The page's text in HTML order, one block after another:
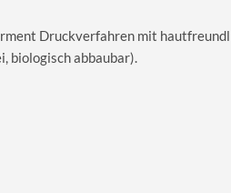
Druckverfahren mit
biologisch abbaubar).